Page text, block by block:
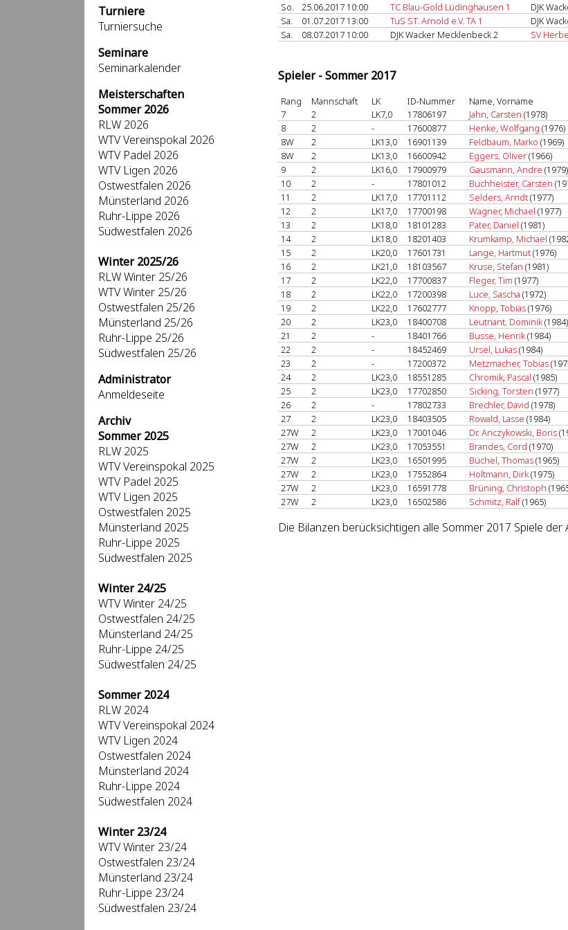
Turniere
Turniersuche
Seminare
Seminarkalender
Meisterschaften
Sommer 2026
RLW 2026
WTV Vereinspokal 2026
WTV Padel 2026
WTV Ligen 2026
Ostwestfalen 2026
Münsterland 2026
Ruhr-Lippe 2026
Südwestfalen 2026
Winter 2025/26
RLW Winter 25/26
WTV Winter 25/26
Ostwestfalen 25/26
Münsterland 25/26
Ruhr-Lippe 25/26
Südwestfalen 25/26
Administrator
Anmeldeseite
Archiv
Sommer 2025
RLW 2025
WTV Vereinspokal 2025
WTV Padel 2025
WTV Ligen 2025
Ostwestfalen 2025
Münsterland 2025
Ruhr-Lippe 2025
Südwestfalen 2025
Winter 24/25
WTV Winter 24/25
Ostwestfalen 24/25
Münsterland 24/25
Ruhr-Lippe 24/25
Südwestfalen 24/25
Sommer 2024
RLW 2024
WTV Vereinspokal 2024
WTV Ligen 2024
Ostwestfalen 2024
Münsterland 2024
Ruhr-Lippe 2024
Südwestfalen 2024
Winter 23/24
WTV Winter 23/24
Ostwestfalen 23/24
Münsterland 23/24
Ruhr-Lippe 23/24
Südwestfalen 23/24
So.
25.06.2017 10:00 TC Blau-Gold Lüdinghausen 1 DJK
Sa.
01.07.2017 13:00 TuS ST. Arnold e.V. TA 1 DJK
Sa.
08.07.2017 10:00 DJK Wacker Mecklenbeck 2 SV
Spieler - Sommer 2017
Rang Mannschaft LK ID-Nummer Name, Vorname
7
2 LK7,0 17806197 Jahn, Carsten (1978)
8
2 - 17600877 Henke, Wolfgang (1976)
8W
2 LK13,0 16901139 Feldbaum, Marko (1969)
8W
2 LK13,0 16600942 Eggers, Oliver(1966)
9
2 LK16,0 17900979 Gausmann, Andre (1979)
10
2 - 17801012 Buchheister, Carsten
11
2 LK17,0 17701112 Selders, Arndt(1977)
12
2 LK17,0 17700198 Wagner, Michael (1977)
13
2 LK18,0 18101283 Pater, Daniel (1981)
14
2 LK18,0 18201403 Krumkamp, Michael
15
2 LK20,0 17601731 Lange, Hartmut(1976)
16
2 LK21,0 18103567 Kruse, Stefan (1981)
17
2 LK22,0 17700837 Fleger, Tim (1977)
18
2 LK22,0 17200398 Luce, Sascha (1972)
19
2 LK22,0 17602777 Knopp, Tobias(1976)
20
2 LK23,0 18400708 Leutnant, Dominik(1984)
21
2 - 18401766 Busse, Henrik(1984)
22
2 - 18452469 Ursel, Lukas(1984)
23
2 - 17200372 Metzmacher, Tobias
24
2 LK23,0 18551285 Chromik, Pascal (1985)
25
2 LK23,0 17702850 Sicking, Torsten (1977)
26
2 - 17802733 Brechler, David (1978)
27
2 LK23,0 18403505 Rowald, Lasse (1984)
27W
2 LK23,0 17001046 Dr. Anczykowski, Boris
27W
2 LK23,0 17053551 Brandes, Cord (1970)
27W
2 LK23,0 16501995 Büchel, Thomas(1965)
27W
2 LK23,0 17552864 Holtmann, Dirk(1975)
27W
2 LK23,0 16591778 Brüning, Christoph
27W
2 LK23,0 16502586 Schmitz, Ralf(1965)
Die Bilanzen berücksichtigen alle Sommer 2017 Spiele